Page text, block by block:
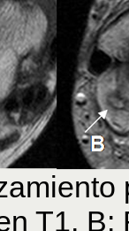
T1, B: